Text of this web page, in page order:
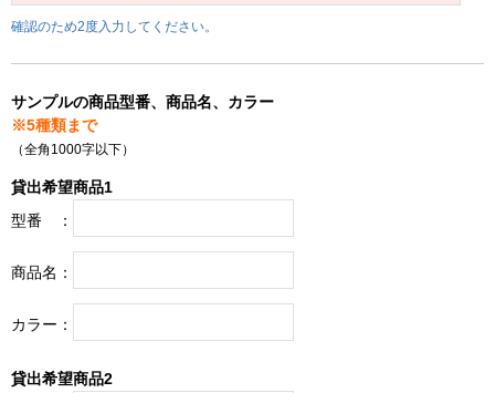
確認のため2度入力してください。
サンプルの商品型番、商品名、カラー
※5種類まで
（全角1000字以下）
貸出希望商品1
型番 ：
商品名：
カラー：
貸出希望商品2